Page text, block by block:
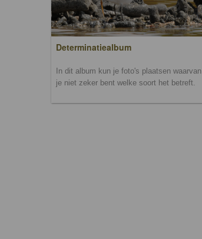
Determinatiealbum
In dit album kun je foto's plaatsen waarvan
je niet zeker bent welke soort het betreft.